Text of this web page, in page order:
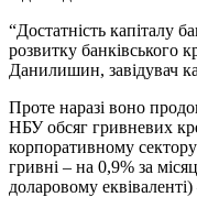
“Достатність капіталу
розвитку банківського
Данилишин, завідувач
Проте наразі воно
НБУ обсяг гривневих
корпоративному
гривні – на 0,9% за
доларовому